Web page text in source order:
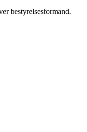
bestyrelsesformand.